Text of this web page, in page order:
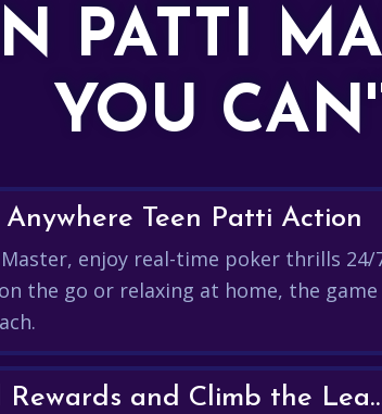
PATTI
YOU
Teen Patti Action
enjoy real-time poker thrills 24/
the go or relaxing at home, the game
💰 Win Real